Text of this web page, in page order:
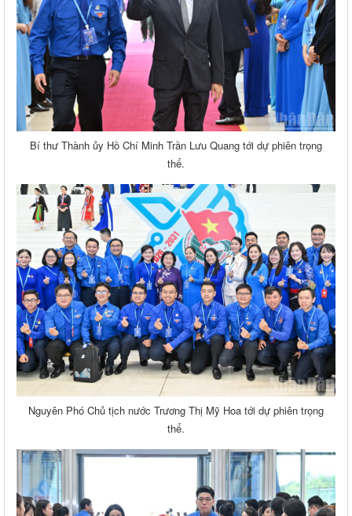
Bí thư Thành ủy Hồ Chí Minh Trần Lưu Quang tới dự phiên trọng
thể.
Nguyên Phó Chủ tịch nước Trương Thị Mỹ Hoa tới dự phiên trọng
thể.